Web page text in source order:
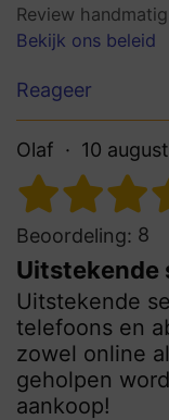
Review
Bekijk ons beleid
Reageer
Olaf 10
Beoordeling: 8
Uitstekende
Uitstekende
telefoons en
zowel online
geholpen
aankoop!